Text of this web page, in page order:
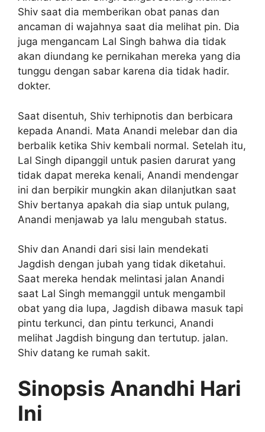
Shiv saat dia memberikan obat panas dan
ancaman di wajahnya saat dia melihat pin. Dia
juga mengancam Lal Singh bahwa dia tidak
akan diundang ke pernikahan mereka yang dia
tunggu dengan sabar karena dia tidak hadir.
dokter.
Saat disentuh, Shiv terhipnotis dan berbicara
kepada Anandi. Mata Anandi melebar dan dia
berbalik ketika Shiv kembali normal. Setelah itu,
Lal Singh dipanggil untuk pasien darurat yang
tidak dapat mereka kenali, Anandi mendengar
ini dan berpikir mungkin akan dilanjutkan saat
Shiv bertanya apakah dia siap untuk pulang,
Anandi menjawab ya lalu mengubah status.
Shiv dan Anandi dari sisi lain mendekati
Jagdish dengan jubah yang tidak diketahui.
Saat mereka hendak melintasi jalan Anandi
saat Lal Singh memanggil untuk mengambil
obat yang dia lupa, Jagdish dibawa masuk tapi
pintu terkunci, dan pintu terkunci, Anandi
melihat Jagdish bingung dan tertutup. jalan.
Shiv datang ke rumah sakit.
Sinopsis Anandhi Hari
Ini